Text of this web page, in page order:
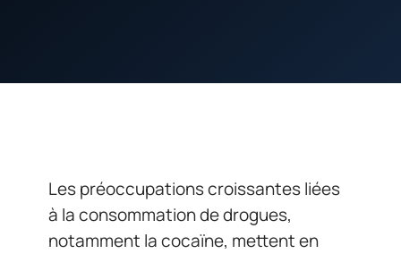
Les préoccupations croissantes liées
à la consommation de drogues,
notamment la cocaïne, mettent en